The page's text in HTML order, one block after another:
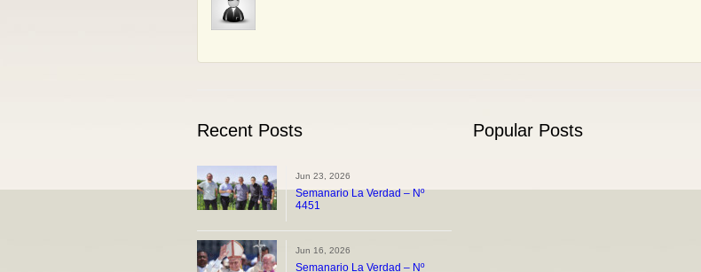
Recent Posts
Jun 23, 2026
Semanario La Verdad – Nº
4451
Jun 16, 2026
Semanario La Verdad – Nº
Popular Posts